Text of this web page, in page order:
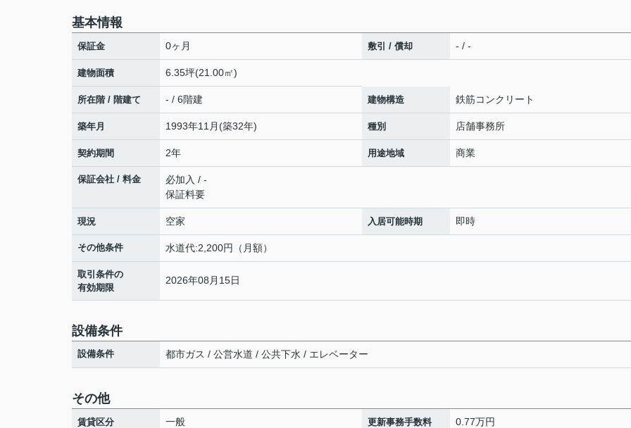
基本情報
保証金 0ヶ月 敷引 / 償却 - / -
建物面積 6.35坪(21.00㎡)
所在階 / 階建て - / 6階建 建物構造 鉄筋コンクリート
築年月 1993年11月(築32年) 種別 店舗事務所
契約期間 2年 用途地域 商業
保証会社 / 料金
必加入 / -
保証料要
現況 空家 入居可能時期 即時
その他条件 水道代:2,200円（月額）
取引条件の
有効期限
2026年08月15日
設備条件
設備条件 都市ガス / 公営水道 / 公共下水 / エレベーター
その他
賃貸区分 一般 更新事務手数料 0.77万円